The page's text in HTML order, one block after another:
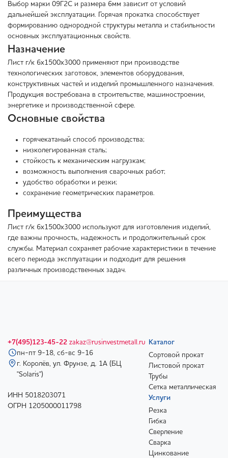
Выбор марки 09Г2С и размера 6мм зависит от условий
дальнейшей эксплуатации. Горячая прокатка способствует
формированию однородной структуры металла и стабильности
основных эксплуатационных свойств.
Назначение
Лист г/к 6х1500х3000 применяют при производстве
технологических заготовок, элементов оборудования,
конструктивных частей и изделий промышленного назначения.
Продукция востребована в строительстве, машиностроении,
энергетике и производственной сфере.
Основные свойства
горячекатаный способ производства;
низколегированная сталь;
стойкость к механическим нагрузкам;
возможность выполнения сварочных работ;
удобство обработки и резки;
сохранение геометрических параметров.
Преимущества
Лист г/к 6х1500х3000 используют для изготовления изделий,
где важны прочность, надежность и продолжительный срок
службы. Материал сохраняет рабочие характеристики в течение
всего периода эксплуатации и подходит для решения
различных производственных задач.
+7(495)123-45-22 zakaz@rusinvestmetall.ru
пн-пт 9-18, сб-вс 9-16
г. Королёв, ул. Фрунзе, д. 1А (БЦ
"Solaris")
ИНН 5018203071
ОГРН 1205000011798
Каталог
Сортовой прокат
Листовой прокат
Трубы
Сетка металлическая
Услуги
Резка
Гибка
Сверление
Сварка
Цинкование